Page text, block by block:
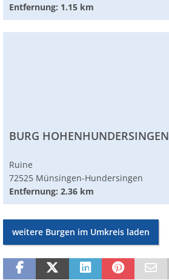
Entfernung: 1.15 km
BURG HOHENHUNDERSINGEN
Ruine
72525 Münsingen-Hundersingen
Entfernung: 2.36 km
weitere Burgen im Umkreis laden